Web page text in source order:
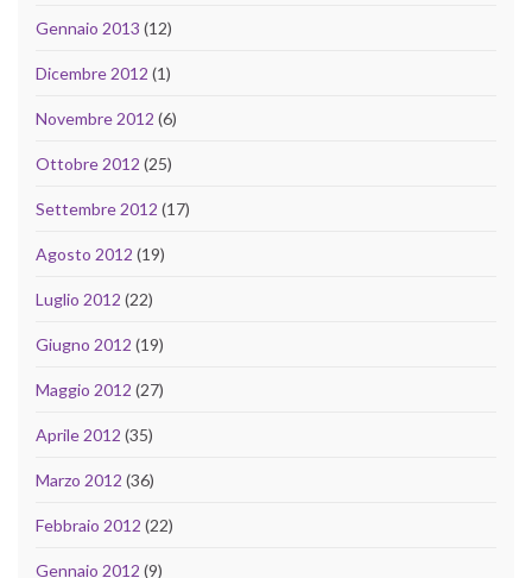
Gennaio 2013 (12)
Dicembre 2012 (1)
Novembre 2012 (6)
Ottobre 2012 (25)
Settembre 2012 (17)
Agosto 2012 (19)
Luglio 2012 (22)
Giugno 2012 (19)
Maggio 2012 (27)
Aprile 2012 (35)
Marzo 2012 (36)
Febbraio 2012 (22)
Gennaio 2012 (9)